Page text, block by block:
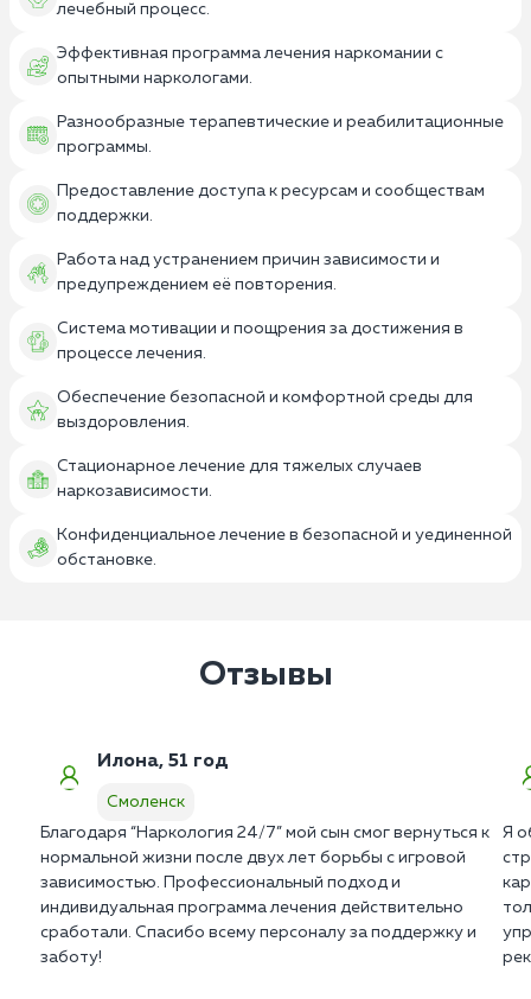
лечебный процесс.
Эффективная программа лечения наркомании с
опытными наркологами.
Разнообразные терапевтические и реабилитационные
программы.
Предоставление доступа к ресурсам и сообществам
поддержки.
Работа над устранением причин зависимости и
предупреждением её повторения.
Система мотивации и поощрения за достижения в
процессе лечения.
Обеспечение безопасной и комфортной среды для
выздоровления.
Стационарное лечение для тяжелых случаев
наркозависимости.
Конфиденциальное лечение в безопасной и уединенной
обстановке.
Отзывы
Илона, 51 год
Смоленск
Благодаря “Наркология 24/7” мой сын смог вернуться к
нормальной жизни после двух лет борьбы с игровой
зависимостью. Профессиональный подход и
индивидуальная программа лечения действительно
сработали. Спасибо всему персоналу за поддержку и
заботу!
Я